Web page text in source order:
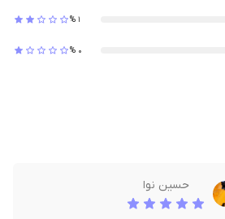
1
%
0
%
حسین نوا